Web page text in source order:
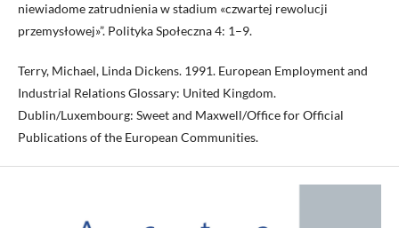
niewiadome zatrudnienia w stadium «czwartej rewolucji
przemysłowej»”. Polityka Społeczna 4: 1–9.
Terry, Michael, Linda Dickens. 1991. European Employment and
Industrial Relations Glossary: United Kingdom.
Dublin/Luxembourg: Sweet and Maxwell/Office for Official
Publications of the European Communities.